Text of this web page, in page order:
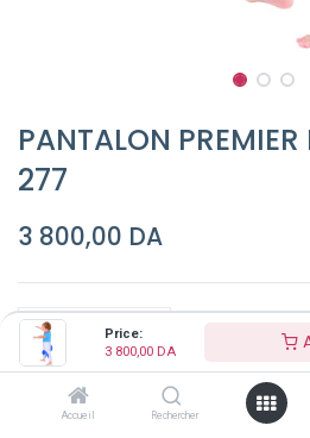
Price:
3 800,00 DA
Accueil Rechercher
PANTALON PREMIER
277
3 800,00 DA
Ajouter au